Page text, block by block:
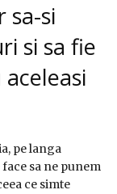
sa-si
si sa fie
pe langa
sa ne punem
ce simte